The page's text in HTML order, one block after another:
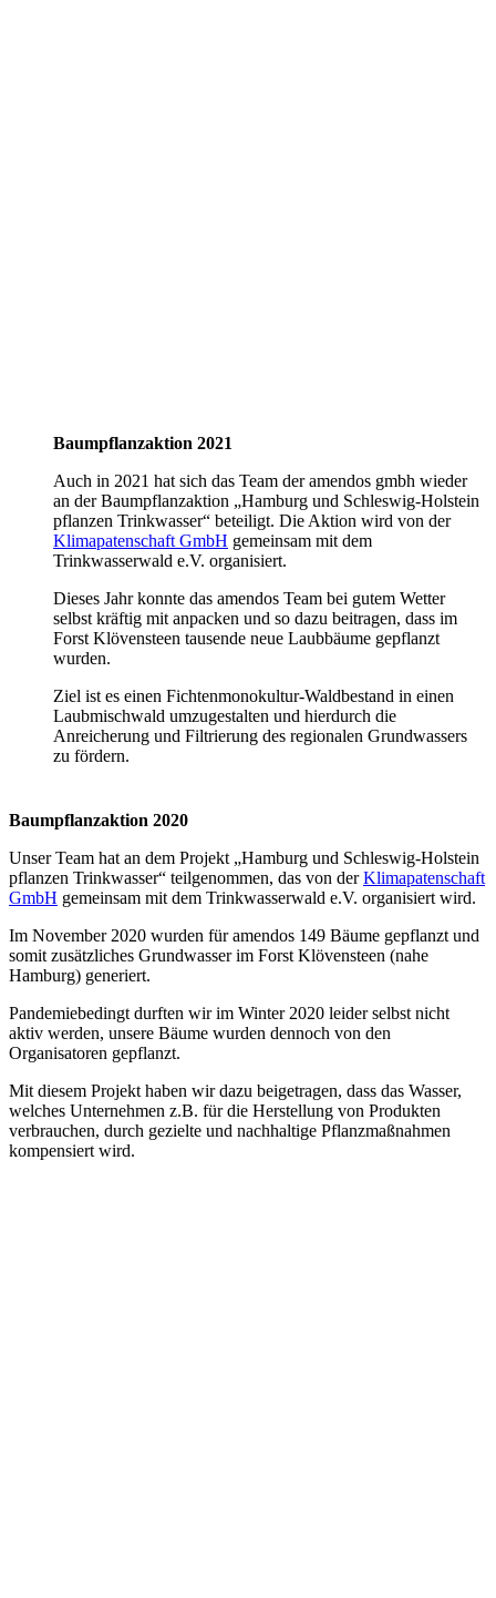
Baumpflanzaktion 2021
Auch in 2021 hat sich das Team der amendos gmbh wieder
an der Baumpflanzaktion „Hamburg und Schleswig-Holstein
pflanzen Trinkwasser“ beteiligt. Die Aktion wird von der
Klimapatenschaft GmbH gemeinsam mit dem
Trinkwasserwald e.V. organisiert.
Dieses Jahr konnte das amendos Team bei gutem Wetter
selbst kräftig mit anpacken und so dazu beitragen, dass im
Forst Klövensteen tausende neue Laubbäume gepflanzt
wurden.
Ziel ist es einen Fichtenmonokultur-Waldbestand in einen
Laubmischwald umzugestalten und hierdurch die
Anreicherung und Filtrierung des regionalen Grundwassers
zu fördern.
Baumpflanzaktion 2020
Unser Team hat an dem Projekt „Hamburg und Schleswig-Holstein
pflanzen Trinkwasser“ teilgenommen, das von derKlimapatenschaft
GmbH gemeinsam mit dem Trinkwasserwald e.V. organisiert wird.
Im November 2020 wurden für amendos 149 Bäume gepflanzt und
somit zusätzliches Grundwasser im Forst Klövensteen (nahe
Hamburg) generiert.
Pandemiebedingt durften wir im Winter 2020 leider selbst nicht
aktiv werden, unsere Bäume wurden dennoch von den
Organisatoren gepflanzt.
Mit diesem Projekt haben wir dazu beigetragen, dass das Wasser,
welches Unternehmen z.B. für die Herstellung von Produkten
verbrauchen, durch gezielte und nachhaltige Pflanzmaßnahmen
kompensiert wird.